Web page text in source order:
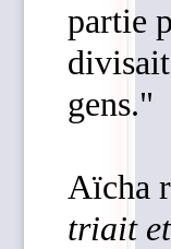
partie
gens."
Aïcha
triait